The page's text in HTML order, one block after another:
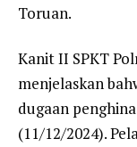
Toruan.
Kanit II SPKT
menjelaskan
dugaan
(11/12/2024).